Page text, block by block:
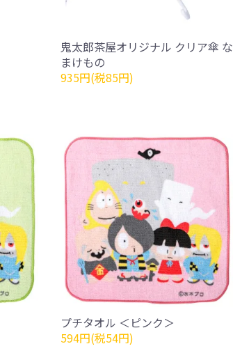
鬼太郎茶屋オリジナル クリア傘 な
まけもの
935円(税85円)
プチタオル ＜ピンク＞
594円(税54円)